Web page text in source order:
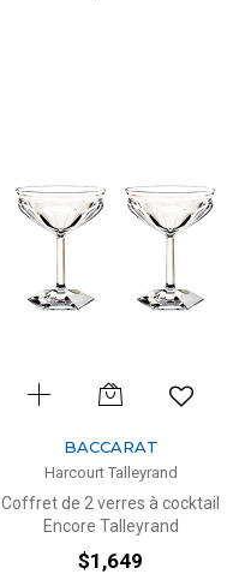
BACCARAT
Harcourt Talleyrand
Coffret de 2 verres à cocktail
Encore Talleyrand
$1,649